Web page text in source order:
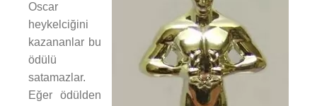
Oscar
heykelciğini
kazananlar bu
ödülü
satamazlar.
Eğer ödülden